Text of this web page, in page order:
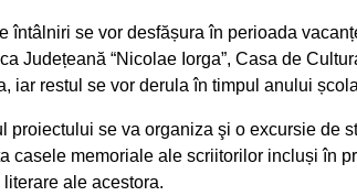
întâlniri se vor desfășura în perioada
Județeană “Nicolae Iorga”, Casa de
iar restul se vor derula în timpul anului
proiectului se va organiza şi o excursie de
casele memoriale ale scriitorilor incluși în
ale acestora.